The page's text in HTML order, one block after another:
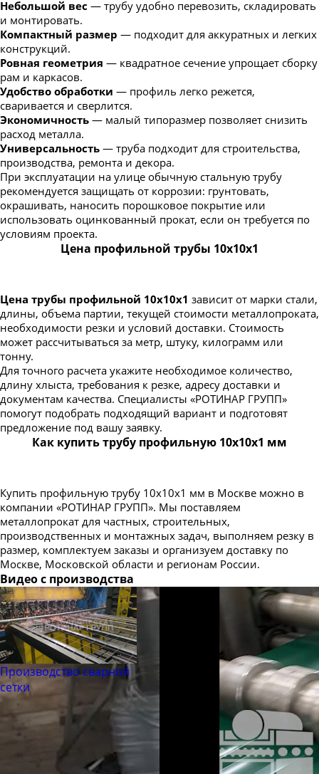
Небольшой вес — трубу удобно перевозить, складировать
и монтировать.
Компактный размер — подходит для аккуратных и легких
конструкций.
Ровная геометрия — квадратное сечение упрощает сборку
рам и каркасов.
Удобство обработки — профиль легко режется,
сваривается и сверлится.
Экономичность — малый типоразмер позволяет снизить
расход металла.
Универсальность — труба подходит для строительства,
производства, ремонта и декора.
При эксплуатации на улице обычную стальную трубу
рекомендуется защищать от коррозии: грунтовать,
окрашивать, наносить порошковое покрытие или
использовать оцинкованный прокат, если он требуется по
условиям проекта.
Цена профильной трубы 10х10х1
Цена трубы профильной 10х10х1 зависит от марки стали,
длины, объема партии, текущей стоимости металлопроката,
необходимости резки и условий доставки. Стоимость
может рассчитываться за метр, штуку, килограмм или
тонну.
Для точного расчета укажите необходимое количество,
длину хлыста, требования к резке, адресу доставки и
документам качества. Специалисты «РОТИНАР ГРУПП»
помогут подобрать подходящий вариант и подготовят
предложение под вашу заявку.
Как купить трубу профильную 10х10х1 мм
Купить профильную трубу 10х10х1 мм в Москве можно в
компании «РОТИНАР ГРУПП». Мы поставляем
металлопрокат для частных, строительных,
производственных и монтажных задач, выполняем резку в
размер, комплектуем заказы и организуем доставку по
Москве, Московской области и регионам России.
Видео с производства
Производство сварной
сетки